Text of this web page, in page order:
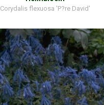
Corydalis flexuosa 'P?re David'